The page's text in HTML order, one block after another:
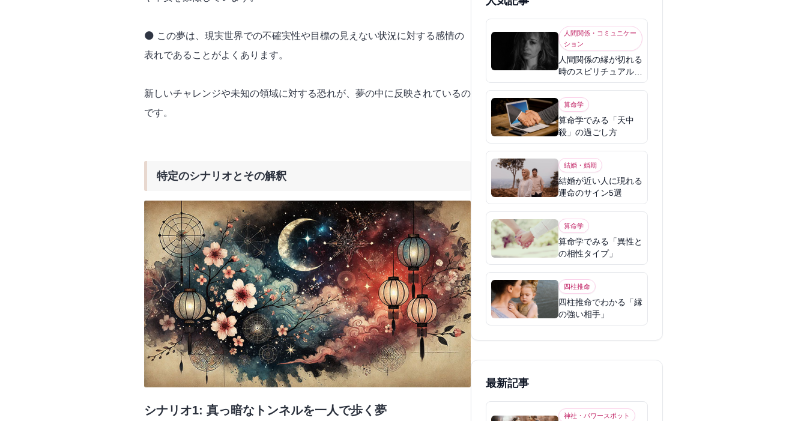
🌑 この夢は、現実世界での不確実性や目標の見えない状況に対する感情の
表れであることがよくあります。
新しいチャレンジや未知の領域に対する恐れが、夢の中に反映されているの
です。
特定のシナリオとその解釈
シナリオ1: 真っ暗なトンネルを一人で歩く夢
人間関係・コミュニケー
ション
人間関係の縁が切れる
時のスピリチュアル意
味
算命学
算命学でみる「天中
殺」の過ごし方
結婚・婚期
結婚が近い人に現れる
運命のサイン5選
算命学
算命学でみる「異性と
の相性タイプ」
四柱推命
四柱推命でわかる「縁
の強い相手」
最新記事
神社・パワースポット